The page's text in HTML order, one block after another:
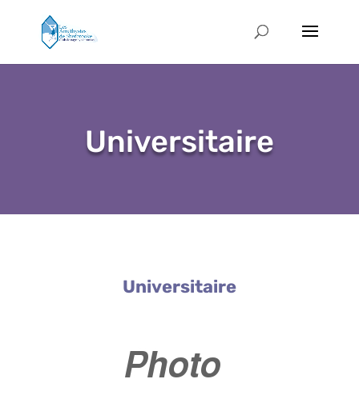
Universitaire
Universitaire